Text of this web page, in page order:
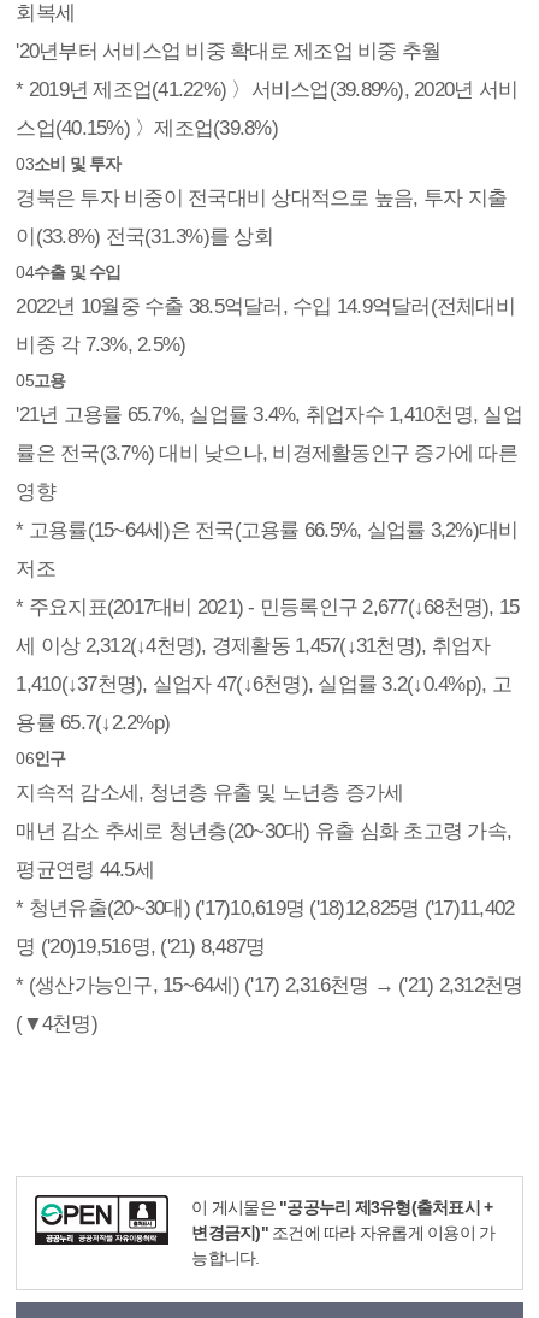
회복세
'20년부터 서비스업 비중 확대로 제조업 비중 추월
* 2019년 제조업(41.22%) 〉서비스업(39.89%), 2020년 서비
스업(40.15%) 〉제조업(39.8%)
03소비 및 투자
경북은 투자 비중이 전국대비 상대적으로 높음, 투자 지출
이(33.8%) 전국(31.3%)를 상회
04수출 및 수입
2022년 10월중 수출 38.5억달러, 수입 14.9억달러(전체대비
비중 각 7.3%, 2.5%)
05고용
'21년 고용률 65.7%, 실업률 3.4%, 취업자수 1,410천명, 실업
률은 전국(3.7%) 대비 낮으나, 비경제활동인구 증가에 따른
영향
* 고용률(15~64세)은 전국(고용률 66.5%, 실업률 3,2%)대비
저조
* 주요지표(2017대비 2021) - 민등록인구 2,677(↓68천명), 15
세 이상 2,312(↓4천명), 경제활동 1,457(↓31천명), 취업자
1,410(↓37천명), 실업자 47(↓6천명), 실업률 3.2(↓0.4%p), 고
용률 65.7(↓2.2%p)
06인구
지속적 감소세, 청년층 유출 및 노년층 증가세
매년 감소 추세로 청년층(20~30대) 유출 심화 초고령 가속,
평균연령 44.5세
* 청년유출(20~30대) ('17)10,619명 ('18)12,825명 ('17)11,402
명 ('20)19,516명, ('21) 8,487명
* (생산가능인구, 15~64세) ('17) 2,316천명 → ('21) 2,312천명
(▼4천명)
이 게시물은 "공공누리 제3유형(출처표시 +
변경금지)"조건에 따라 자유롭게 이용이 가
능합니다.